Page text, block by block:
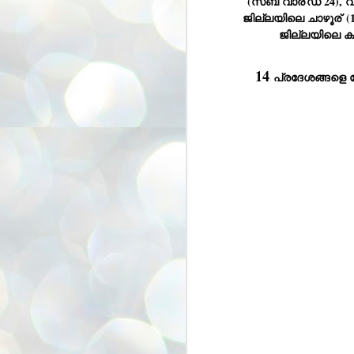
ജില്ലയിലെ ചാഴൂര്
ജില്ലയിലെ
14